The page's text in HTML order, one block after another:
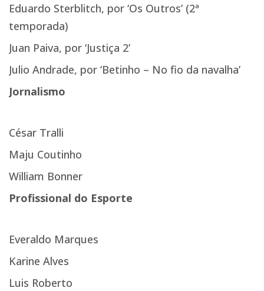
Eduardo Sterblitch, por ‘Os Outros’ (2ª
temporada)
Juan Paiva, por ‘Justiça 2’
Julio Andrade, por ‘Betinho – No fio da navalha’
Jornalismo
César Tralli
Maju Coutinho
William Bonner
Profissional do Esporte
Everaldo Marques
Karine Alves
Luis Roberto